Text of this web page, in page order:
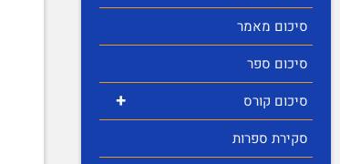
סיכום מאמר
סיכום ספר
+
סיכום קורס
סקירת ספרות